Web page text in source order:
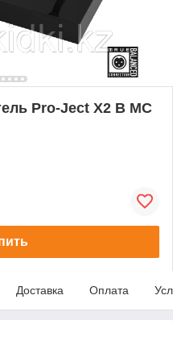
Pro-Ject X2 B MC
Доставка Оплата